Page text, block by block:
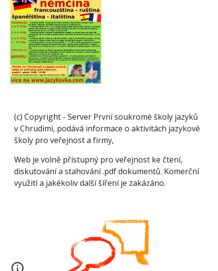
(c) Copyright - Server První soukromé školy jazyků
v Chrudimi, podává informace o aktivitách jazykové
školy pro veřejnost a firmy,
Web je volně přístupný pro veřejnost ke čtení,
diskutování a stahování .pdf dokumentů. Komerční
využití a jakékoliv další šíření je zakázáno.